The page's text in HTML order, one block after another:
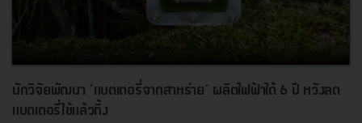
นักวิจัยพัฒนา ‘แบตเตอรี่จากสาหร่าย’ ผลิตไฟฟ้าได้ 6 ปี หวังลด
แบตเตอรี่ใช้แล้วทิ้ง